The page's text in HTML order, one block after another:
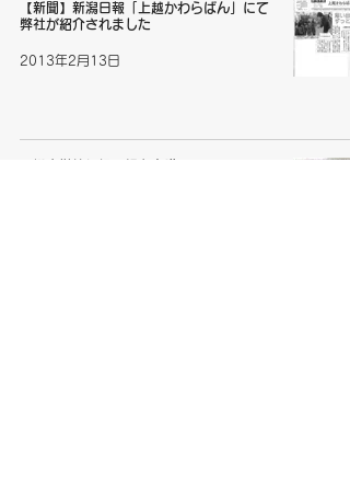
【新聞】新潟日報「上越かわらばん」にて
弊社が紹介されました
2013年2月13日